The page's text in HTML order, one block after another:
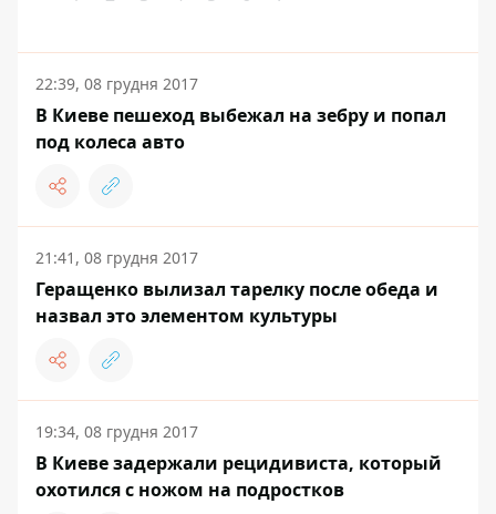
22:39, 08 грудня 2017
В Киеве пешеход выбежал на зебру и попал
под колеса авто
21:41, 08 грудня 2017
Геращенко вылизал тарелку после обеда и
назвал это элементом культуры
19:34, 08 грудня 2017
В Киеве задержали рецидивиста, который
охотился с ножом на подростков